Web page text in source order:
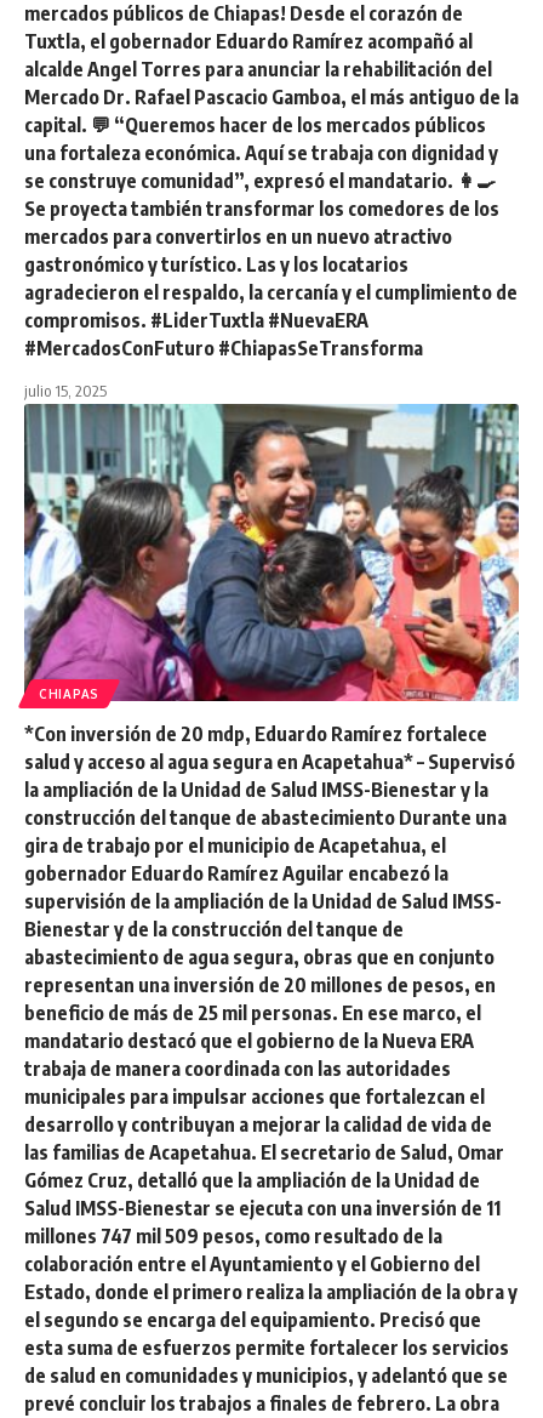
mercados públicos de Chiapas! Desde el corazón de
Tuxtla, el gobernador Eduardo Ramírez acompañó al
alcalde Angel Torres para anunciar la rehabilitación del
Mercado Dr. Rafael Pascacio Gamboa, el más antiguo de la
capital. 💬 “Queremos hacer de los mercados públicos
una fortaleza económica. Aquí se trabaja con dignidad y
se construye comunidad”, expresó el mandatario. 👩‍🍳
Se proyecta también transformar los comedores de los
mercados para convertirlos en un nuevo atractivo
gastronómico y turístico. Las y los locatarios
agradecieron el respaldo, la cercanía y el cumplimiento de
compromisos. #LiderTuxtla #NuevaERA
#MercadosConFuturo #ChiapasSeTransforma
julio 15, 2025
CHIAPAS
*Con inversión de 20 mdp, Eduardo Ramírez fortalece
salud y acceso al agua segura en Acapetahua* – Supervisó
la ampliación de la Unidad de Salud IMSS-Bienestar y la
construcción del tanque de abastecimiento Durante una
gira de trabajo por el municipio de Acapetahua, el
gobernador Eduardo Ramírez Aguilar encabezó la
supervisión de la ampliación de la Unidad de Salud IMSS-
Bienestar y de la construcción del tanque de
abastecimiento de agua segura, obras que en conjunto
representan una inversión de 20 millones de pesos, en
beneficio de más de 25 mil personas. En ese marco, el
mandatario destacó que el gobierno de la Nueva ERA
trabaja de manera coordinada con las autoridades
municipales para impulsar acciones que fortalezcan el
desarrollo y contribuyan a mejorar la calidad de vida de
las familias de Acapetahua. El secretario de Salud, Omar
Gómez Cruz, detalló que la ampliación de la Unidad de
Salud IMSS-Bienestar se ejecuta con una inversión de 11
millones 747 mil 509 pesos, como resultado de la
colaboración entre el Ayuntamiento y el Gobierno del
Estado, donde el primero realiza la ampliación de la obra y
el segundo se encarga del equipamiento. Precisó que
esta suma de esfuerzos permite fortalecer los servicios
de salud en comunidades y municipios, y adelantó que se
prevé concluir los trabajos a finales de febrero. La obra